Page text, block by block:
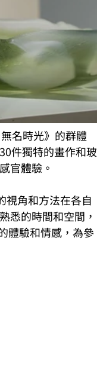
名時光》的群體
件獨特的畫作和玻
官體驗。
視角和方法在各自
悉的時間和空間，
體驗和情感，為參